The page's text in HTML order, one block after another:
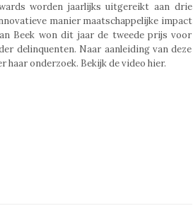
worden jaarlijks uitgereikt aan drie
manier maatschappelijke impact
Beek won dit jaar de tweede prijs voor
delinquenten. Naar aanleiding van deze
haar onderzoek. Bekijk de video hier.